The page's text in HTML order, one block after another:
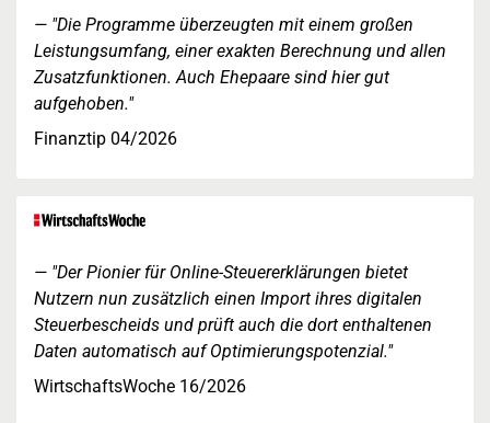
"Die Programme überzeugten mit einem großen
Leistungsumfang, einer exakten Berechnung und allen
Zusatzfunktionen. Auch Ehepaare sind hier gut
aufgehoben."
Finanztip 04/2026
"Der Pionier für Online-Steuererklärungen bietet
Nutzern nun zusätzlich einen Import ihres digitalen
Steuerbescheids und prüft auch die dort enthaltenen
Daten automatisch auf Optimierungspotenzial."
WirtschaftsWoche 16/2026